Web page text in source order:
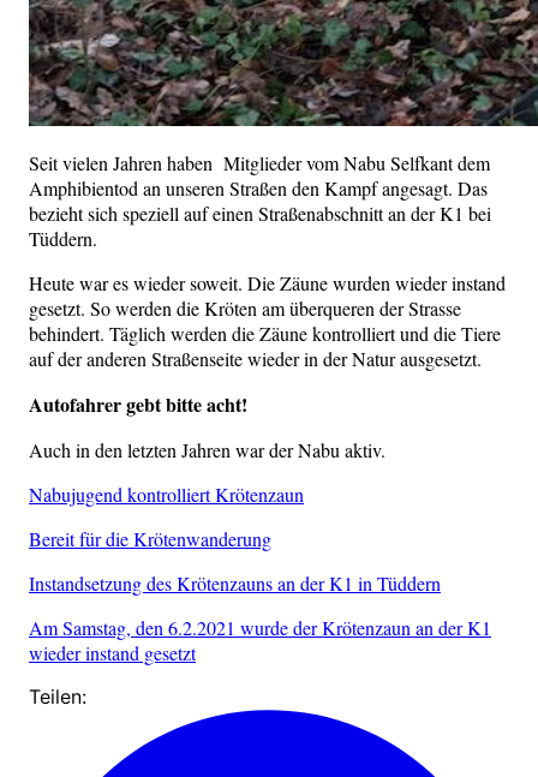
Seit vielen Jahren haben Mitglieder vom Nabu Selfkant dem
Amphibientod an unseren Straßen den Kampf angesagt. Das
bezieht sich speziell auf einen Straßenabschnitt an der K1 bei
Tüddern.
Heute war es wieder soweit. Die Zäune wurden wieder instand
gesetzt. So werden die Kröten am überqueren der Strasse
behindert. Täglich werden die Zäune kontrolliert und die Tiere
auf der anderen Straßenseite wieder in der Natur ausgesetzt.
Autofahrer gebt bitte acht!
Auch in den letzten Jahren war der Nabu aktiv.
Nabujugend kontrolliert Krötenzaun
Bereit für die Krötenwanderung
Instandsetzung des Krötenzauns an der K1 in Tüddern
Am Samstag, den 6.2.2021 wurde der Krötenzaun an der K1
wieder instand gesetzt
Teilen: